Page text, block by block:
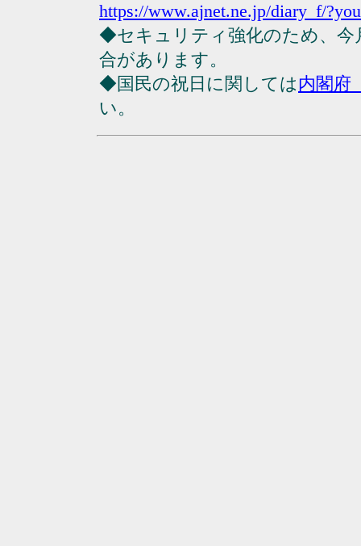
https://www.ajnet.ne.jp/diary_f/
◆セキュリティ強化のため、今
合があります。
◆国民の祝日に関しては内閣府
い。